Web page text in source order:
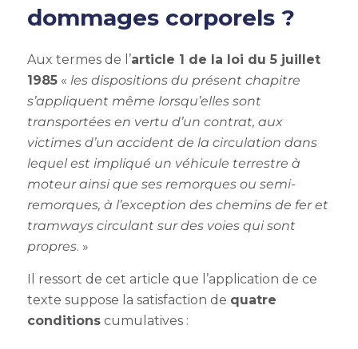
dommages corporels ?
Aux termes de l’article 1 de la loi du 5 juillet
1985« les dispositions du présent chapitre
s’appliquent même lorsqu’elles sont
transportées en vertu d’un contrat, aux
victimes d’un accident de la circulation dans
lequel est impliqué un véhicule terrestre à
moteur ainsi que ses remorques ou semi-
remorques, à l’exception des chemins de fer et
tramways circulant sur des voies qui sont
propres. »
Il ressort de cet article que l’application de ce
texte suppose la satisfaction de quatre
conditionscumulatives :